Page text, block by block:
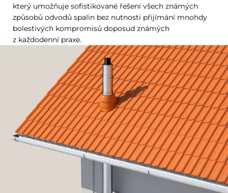
který umožňuje sofistikované řešení všech známých
způsobů odvodů spalin bez nutnosti přijímání mnohdy
bolestivých kompromisů doposud známých
z každodenní praxe.